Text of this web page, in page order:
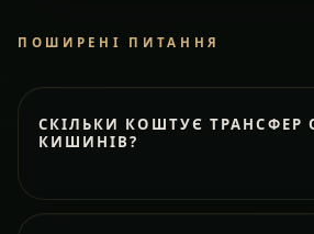
ПОШИРЕНІ ПИТАННЯ
СКІЛЬКИ КОШТУЄ ТРАНСФЕР
КИШИНІВ?